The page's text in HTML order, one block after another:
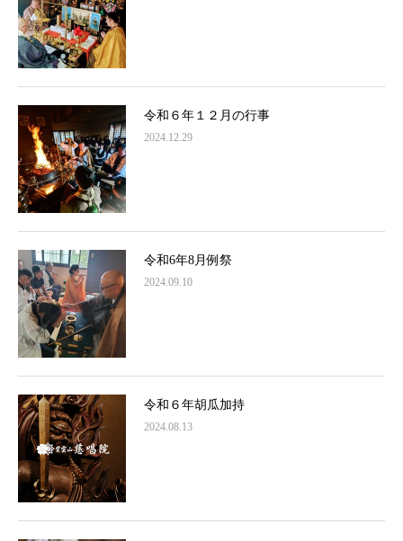
令和６年１２月の行事
2024.12.29
令和6年8月例祭
2024.09.10
令和６年胡瓜加持
2024.08.13